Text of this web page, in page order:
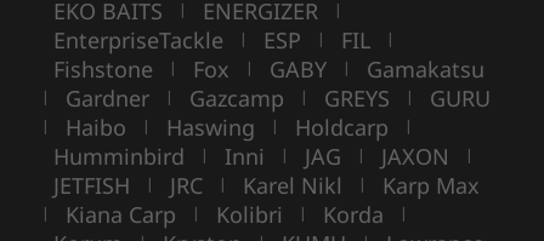
EKO BAITS | ENERGIZER |
EnterpriseTackle | ESP | FIL |
Fishstone | Fox | GABY | Gamakatsu
| Gardner | Gazcamp | GREYS | GURU
| Haibo | Haswing | Holdcarp |
Humminbird | Inni | JAG | JAXON |
JETFISH | JRC | Karel Nikl | Karp Max
| Kiana Carp | Kolibri | Korda |